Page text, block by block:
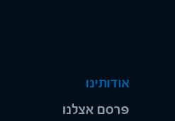
אודותינו
פרסם אצלנו